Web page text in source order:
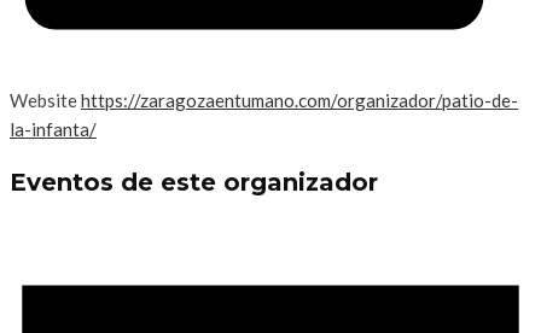
Websitehttps://zaragozaentumano.com/organizador/patio-de-
la-infanta/
Eventos de este organizador